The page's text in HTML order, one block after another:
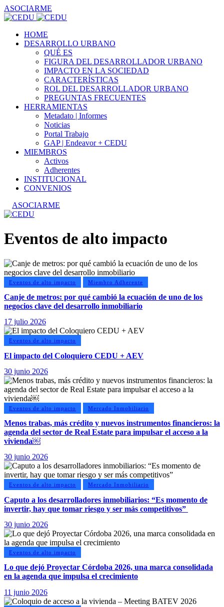
ASOCIARME
HOME
DESARROLLO URBANO
QUÉ ES
FIGURA DEL DESARROLLADOR URBANO
IMPACTO EN LA SOCIEDAD
CARACTERÍSTICAS
ROL DEL DESARROLLADOR URBANO
PREGUNTAS FRECUENTES
HERRAMIENTAS
Metadato | Informes
Noticias
Portal Trabajo
GAP | Endeavor + CEDU
MIEMBROS
Activos
Adherentes
INSTITUCIONAL
CONVENIOS
ASOCIARME
Eventos de alto impacto
Eventos de alto impacto Miembro Adherente
Canje de metros: por qué cambió la ecuación de uno de los
negocios clave del desarrollo inmobiliario
17 julio 2026
Eventos de alto impacto
El impacto del Coloquiero CEDU + AEV
30 junio 2026
Eventos de alto impacto Mercado Inmobiliario
Menos trabas, más crédito y nuevos instrumentos financieros: la
agenda del sector de Real Estate para impulsar el acceso a la
vivienda￼
30 junio 2026
Eventos de alto impacto Mercado Inmobiliario
Caputo a los desarrolladores inmobiliarios: “Es momento de
invertir, hay que tomar riesgo y ser más competitivos”
30 junio 2026
Eventos de alto impacto
Lo que dejó Proyectar Córdoba 2026, una marca consolidada
en la agenda que impulsa el crecimiento
11 junio 2026